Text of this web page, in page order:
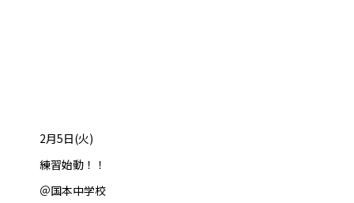
2月5日(火)
練習始動！！
＠国本中学校